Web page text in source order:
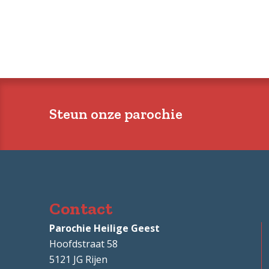
Steun onze parochie
Contact
Parochie Heilige Geest
Hoofdstraat 58
5121 JG Rijen